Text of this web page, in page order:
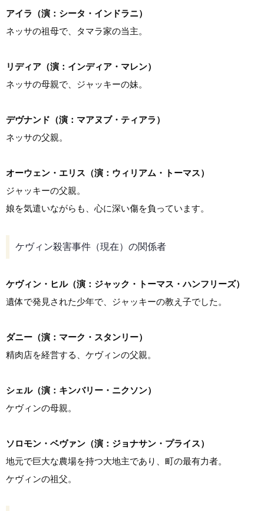
アイラ（演：シータ・インドラニ）
ネッサの祖母で、タマラ家の当主。
リディア（演：インディア・マレン）
ネッサの母親で、ジャッキーの妹。
デヴナンド（演：マアヌブ・ティアラ）
ネッサの父親。
オーウェン・エリス（演：ウィリアム・トーマス）
ジャッキーの父親。
娘を気遣いながらも、心に深い傷を負っています。
ケヴィン殺害事件（現在）の関係者
ケヴィン・ヒル（演：ジャック・トーマス・ハンフリーズ）
遺体で発見された少年で、ジャッキーの教え子でした。
ダニー（演：マーク・スタンリー）
精肉店を経営する、ケヴィンの父親。
シェル（演：キンバリー・ニクソン）
ケヴィンの母親。
ソロモン・ベヴァン（演：ジョナサン・プライス）
地元で巨大な農場を持つ大地主であり、町の最有力者。
ケヴィンの祖父。